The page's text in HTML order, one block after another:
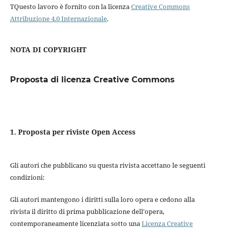
TQuesto lavoro è fornito con la licenzaCreative Commons
Attribuzione 4.0 Internazionale.
NOTA DI COPYRIGHT
Proposta di licenza Creative Commons
1. Proposta per riviste Open Access
Gli autori che pubblicano su questa rivista accettano le seguenti
condizioni:
Gli autori mantengono i diritti sulla loro opera e cedono alla
rivista il diritto di prima pubblicazione dell'opera,
contemporaneamente licenziata sotto unaLicenza Creative